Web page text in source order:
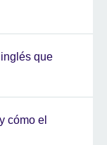
que
cómo el